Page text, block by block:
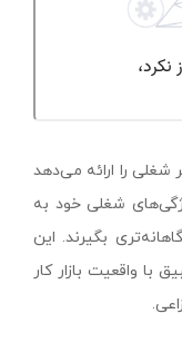
را ارائه می‌دهد
شغلی خود به
بگیرند. این
با واقعیت بازار کار